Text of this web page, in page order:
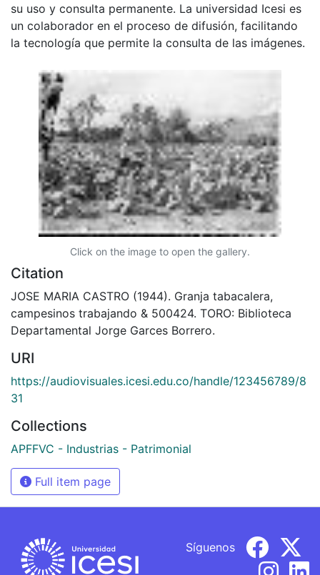
su uso y consulta permanente. La universidad Icesi es
un colaborador en el proceso de difusión, facilitando
la tecnología que permite la consulta de las imágenes.
Click on the image to open the gallery.
Citation
JOSE MARIA CASTRO (1944). Granja tabacalera,
campesinos trabajando & 500424. TORO: Biblioteca
Departamental Jorge Garces Borrero.
URI
https://audiovisuales.icesi.edu.co/handle/123456789/8
31
Collections
APFFVC - Industrias - Patrimonial
Full item page
Síguenos